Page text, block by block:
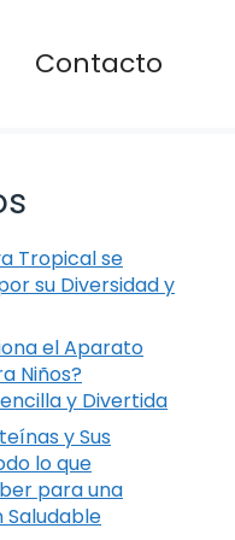
Contacto
Tropical se
su Diversidad y
el Aparato
Niños?
y Divertida
y Sus
lo que
para una